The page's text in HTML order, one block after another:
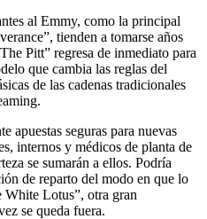
al Emmy, como la principal
tienden a tomarse años
Pitt” regresa de inmediato para
que cambia las reglas del
de las cadenas tradicionales
apuestas seguras para nuevas
internos y médicos de planta de
se sumarán a ellos. Podría
de reparto del modo en que lo
White Lotus”, otra gran
se queda fuera.